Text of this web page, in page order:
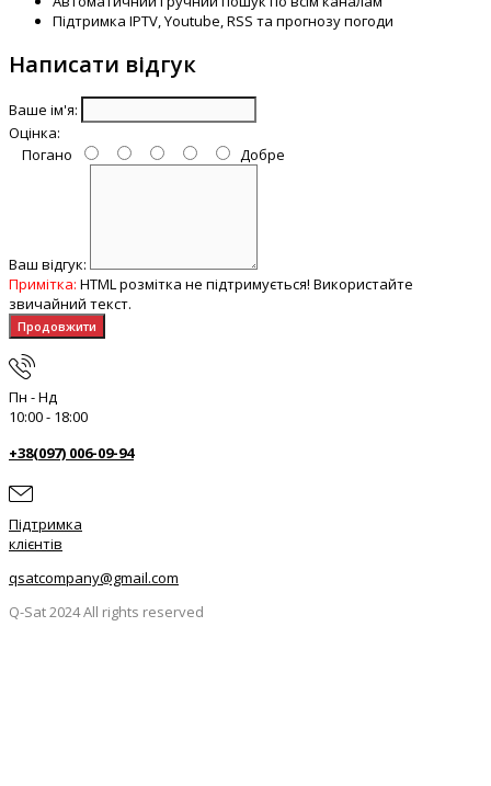
Підтримка IPTV, Youtube, RSS та прогнозу погоди
Написати відгук
Ваше ім'я:
Оцінка:
Погано
Добре
Ваш відгук:
Примітка: HTML розмітка не підтримується! Використайте
звичайний текст.
Продовжити
Пн - Нд
10:00 - 18:00
+38(097) 006-09-94
Підтримка
клієнтів
qsatcompany@gmail.com
Q-Sat 2024 All rights reserved